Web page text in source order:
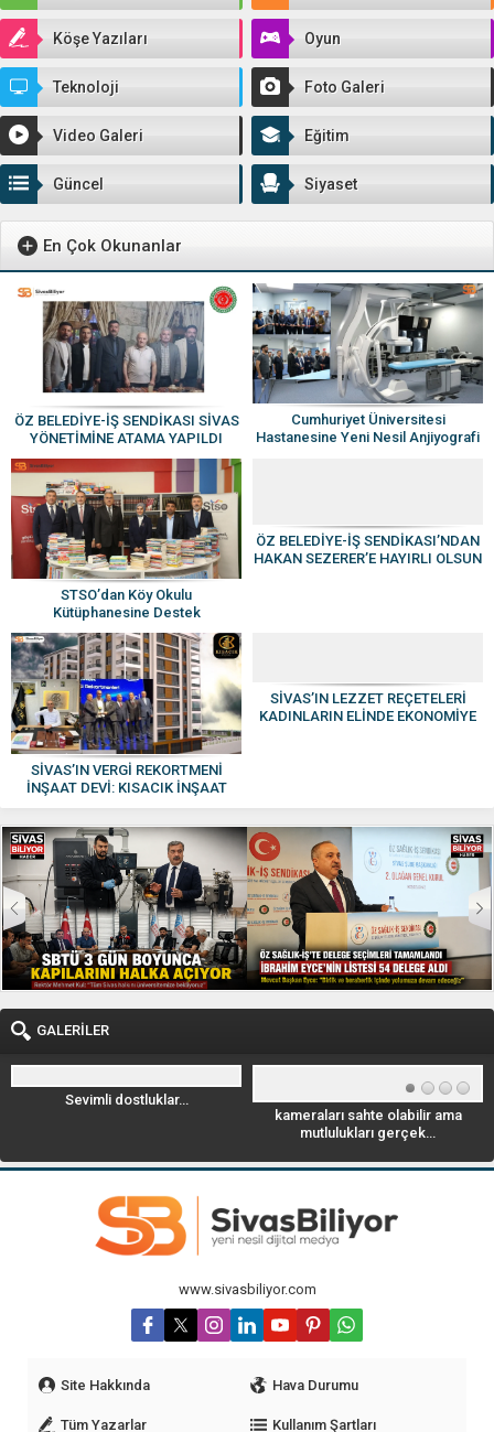
Köşe Yazıları Oyun
Teknoloji Foto Galeri
Video Galeri Eğitim
Güncel Siyaset
En Çok Okunanlar
ÖZ BELEDİYE-İŞ SENDİKASI SİVAS
YÖNETİMİNE ATAMA YAPILDI
Cumhuriyet Üniversitesi
Hastanesine Yeni Nesil Anjiyografi
STSO’dan Köy Okulu
Kütüphanesine Destek
ÖZ BELEDİYE-İŞ SENDİKASI’NDAN
HAKAN SEZERER’E HAYIRLI OLSUN
SİVAS’IN VERGİ REKORTMENİ
İNŞAAT DEVİ: KISACIK İNŞAAT
GÜVEN VE KALİTENİN ADI OLDU
SİVAS’IN LEZZET REÇETELERİ
KADINLARIN ELİNDE EKONOMİYE
GALERİLER
Sevimli dostluklar…
kameraları sahte olabilir ama
mutlulukları gerçek…
www.sivasbiliyor.com
Site Hakkında Hava Durumu
Tüm Yazarlar Kullanım Şartları